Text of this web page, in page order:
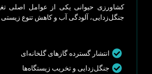
کشاورزی حیوانی یکی از عوامل اصلی
جنگل‌زدایی، آلودگی آب و کاهش تنوع
انتشار گسترده گازهای گلخانه‌ای
جنگل‌زدایی و تخریب زیستگاه‌ها